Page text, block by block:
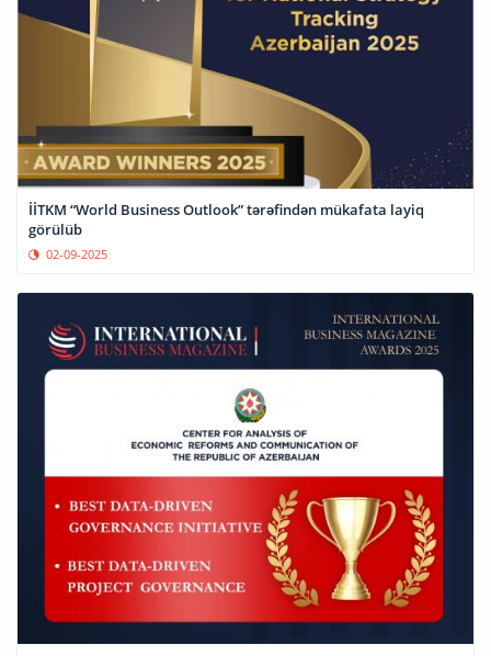
İİTKM “World Business Outlook” tərəfindən mükafata layiq
görülüb
02-09-2025